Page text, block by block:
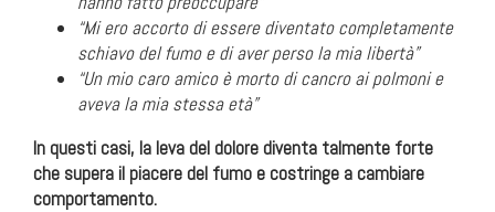
“Mi ero accorto di essere diventato completamente
schiavo del fumo e di aver perso la mia libertà”
“Un mio caro amico è morto di cancro ai polmoni e
aveva la mia stessa età”
In questi casi, la leva del dolore diventa talmente forte
che supera il piacere del fumo e costringe a cambiare
comportamento.